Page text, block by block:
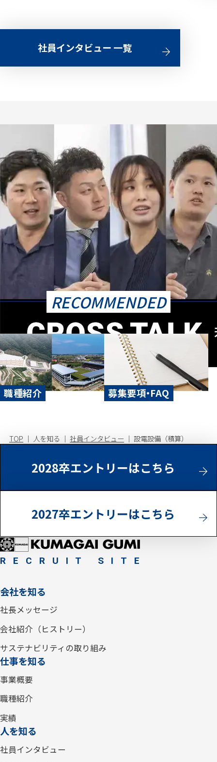
社員インタビュー 一覧
RECOMMENDED
職種紹介 募集要項・FAQ
TOP 人を知る 社員インタビュー 設電設備（積算）
2028卒エントリーはこちら
2027卒エントリーはこちら
RECRUIT SITE
会社を知る
社長メッセージ
会社紹介（ヒストリー）
サステナビリティの取り組み
仕事を知る
事業概要
職種紹介
実績
人を知る
社員インタビュー